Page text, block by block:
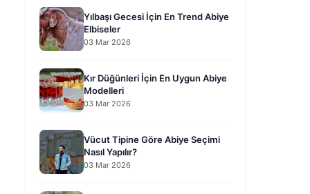
Yılbaşı Gecesi İçin En Trend Abiye
Elbiseler
03 Mar 2026
Kır Düğünleri İçin En Uygun Abiye
Modelleri
03 Mar 2026
Vücut Tipine Göre Abiye Seçimi
Nasıl Yapılır?
03 Mar 2026